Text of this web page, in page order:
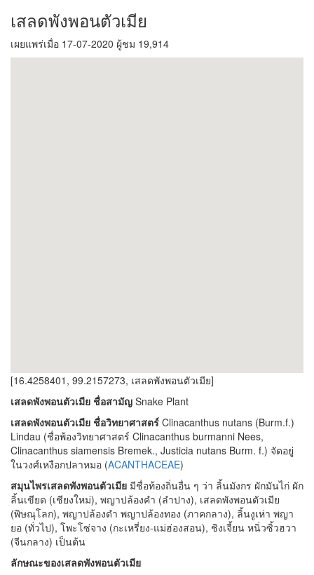
เสลดพังพอนตัวเมีย
เผยแพร่เมื่อ 17-07-2020 ผู้ชม 19,914
[16.4258401, 99.2157273, เสลดพังพอนตัวเมีย]
เสลดพังพอนตัวเมีย ชื่อสามัญ Snake Plant
เสลดพังพอนตัวเมีย ชื่อวิทยาศาสตร์ Clinacanthus nutans (Burm.f.)
Lindau (ชื่อพ้องวิทยาศาสตร์ Clinacanthus burmanni Nees,
Clinacanthus siamensis Bremek., Justicia nutans Burm. f.) จัดอยู่
ในวงศ์เหงือกปลาหมอ (ACANTHACEAE)
สมุนไพรเสลดพังพอนตัวเมีย มีชื่อท้องถิ่นอื่น ๆ ว่า ลิ้นมังกร ผักมันไก่ ผัก
ลิ้นเขียด (เชียงใหม่), พญาปล้องคำ (ลำปาง), เสลดพังพอนตัวเมีย
(พิษณุโลก), พญาปล้องดำ พญาปล้องทอง (ภาคกลาง), ลิ้นงูเห่า พญา
ยอ (ทั่วไป), โพะโซ่จาง (กะเหรี่ยง-แม่ฮ่องสอน), ชิงเจี้ยน หนิ่วซิ้วฮวา
(จีนกลาง) เป็นต้น
ลักษณะของเสลดพังพอนตัวเมีย